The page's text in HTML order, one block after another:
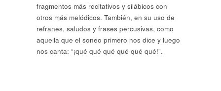
fragmentos más recitativos y silábicos con
otros más melódicos. También, en su uso de
refranes, saludos y frases percusivas, como
aquella que el soneo primero nos dice y luego
nos canta: “¡qué qué qué qué qué qué!”.